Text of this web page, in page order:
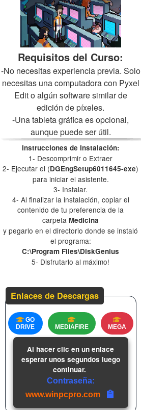
Requisitos del Curso:
-No necesitas experiencia previa. Solo
necesitas una computadora con Pyxel
Edit o algún software similar de
edición de píxeles.
-Una tableta gráfica es opcional,
aunque puede ser útil.
Instrucciones de Instalación:
1- Descomprimir o Extraer
2- Ejecutar el (DGEngSetup6011645-exe)
para iniciar el asistente.
3- Instalar.
4- Al finalizar la instalación, copiar el
contenido de tu preferencia de la
carpeta Medicina
y pegarlo en el directorio donde se instaló
el programa:
C:\Program Files\DiskGenius
5- Disfrutarlo al máximo!
Enlaces de Descargas
GO
DRIVE
MEDIAFIRE MEGA
Al hacer clic en un enlace
esperar unos segundos luego
continuar.
Contraseña:
www.winpcpro.com